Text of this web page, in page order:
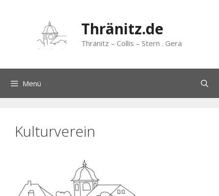
springen
Thränitz.de
Thränitz – Collis – Stern . Gera
Menü
Kulturverein